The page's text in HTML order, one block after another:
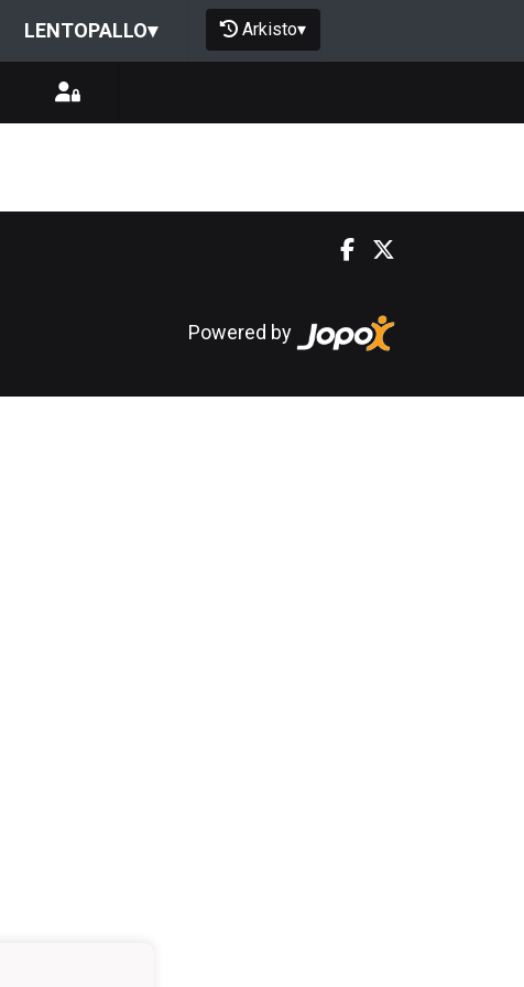
LENTOPALLO▾ Arkisto▾
Powered by